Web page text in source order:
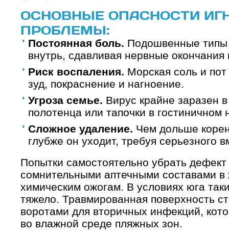
ОСНОВНЫЕ ОПАСНОСТИ
ПРОБЛЕМЫ:
Постоянная боль. Подошвенные типы
внутрь, сдавливая нервные окончания
Риск воспаления. Морская соль и
зуд, покраснение и нагноение.
Угроза семье. Вирус крайне заразен
полотенца или тапочки в гостиничном
Сложное удаление. Чем дольше
глубже он уходит, требуя серьезного
Попытки самостоятельно убрать
сомнительными аптечными составами в
химическим ожогам. В условиях юга
тяжело. Травмированная поверхность
воротами для вторичных инфекций,
во влажной среде пляжных зон.